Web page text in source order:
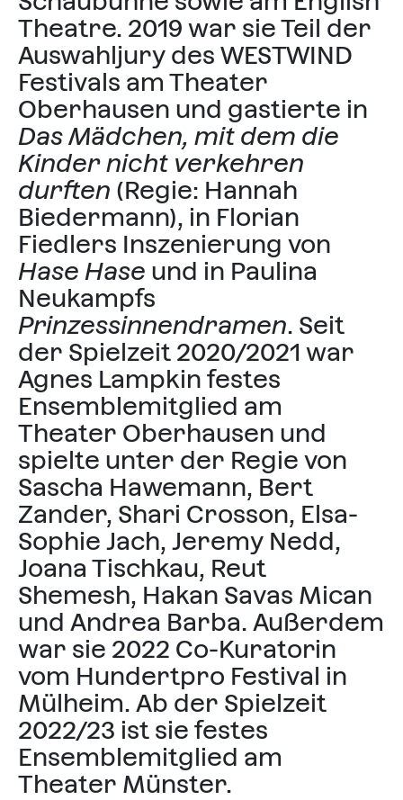
Theatre. 2019 war sie Teil der
Auswahljury des WESTWIND
Festivals am Theater
Oberhausen und gastierte in
Das Mädchen, mit dem die
Kinder nicht verkehren
durften (Regie: Hannah
Biedermann), in Florian
Fiedlers Inszenierung von
Hase Hase und in Paulina
Neukampfs
Prinzessinnendramen. Seit
der Spielzeit 2020/2021 war
Agnes Lampkin festes
Ensemblemitglied am
Theater Oberhausen und
spielte unter der Regie von
Sascha Hawemann, Bert
Zander, Shari Crosson, Elsa-
Sophie Jach, Jeremy Nedd,
Joana Tischkau, Reut
Shemesh, Hakan Savas Mican
und Andrea Barba. Außerdem
war sie 2022 Co-Kuratorin
vom Hundertpro Festival in
Mülheim. Ab der Spielzeit
2022/23 ist sie festes
Ensemblemitglied am
Theater Münster.